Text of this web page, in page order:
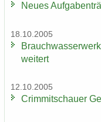
Neues
18.10.2005
wei­tert
12.10.2005
Crim­mit­schau­er